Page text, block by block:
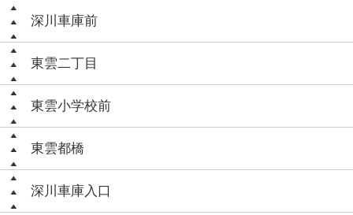
深川車庫前
東雲二丁目
東雲小学校前
東雲都橋
深川車庫入口